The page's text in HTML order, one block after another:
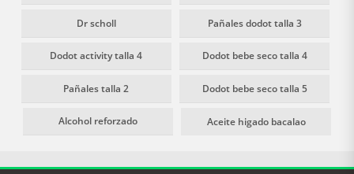
Dr scholl Pañales dodot talla 3
Dodot activity talla 4 Dodot bebe seco talla 4
Pañales talla 2 Dodot bebe seco talla 5
Alcohol reforzado Aceite higado bacalao